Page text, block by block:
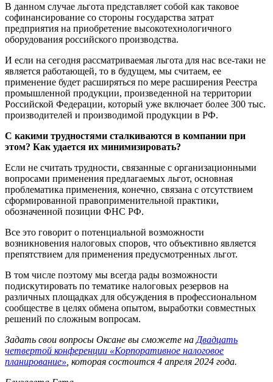
В данном случае льгота представляет собой как таковое
софинансирование со стороны государства затрат
предприятия на приобретение высокотехнологичного
оборудования российского производства.
И если на сегодня рассматриваемая льгота для нас все-таки не
является работающей, то в будущем, мы считаем, ее
применение будет расширяться по мере расширения Реестра
промышленной продукции, произведенной на территории
Российской Федерации, который уже включает более 300 тыс.
производителей и производимой продукции в РФ.
С какими трудностями сталкиваются в компании при
этом? Как удается их минимизировать?
Если не считать трудности, связанные с организационными
вопросами применения предлагаемых льгот, основная
проблематика применения, конечно, связана с отсутствием
сформированной правоприменительной практики,
обозначенной позиции ФНС РФ.
Все это говорит о потенциальной возможности
возникновения налоговых споров, что объективно является
препятствием для применения предусмотренных льгот.
В том числе поэтому мы всегда рады возможности
подискутировать по тематике налоговых резервов на
различных площадках для обсуждения в профессиональном
сообществе в целях обмена опытом, выработки совместных
решений по сложным вопросам.
Задать свои вопросы Оксане вы сможете на Двадцать
четвертой конференции «Корпоративное налоговое
планирование» , которая состоится 4 апреля 2024 года.